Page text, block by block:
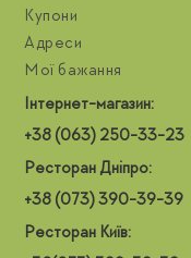
Купони
Адреси
Мої бажання
Інтернет-магазин:
+38 (063) 250-33-23
Ресторан Дніпро:
+38 (073) 390-39-39
Ресторан Київ: